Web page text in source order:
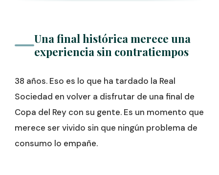
Una final histórica merece una
experiencia sin contratiempos
38 años. Eso es lo que ha tardado la Real
Sociedad en volver a disfrutar de una final de
Copa del Rey con su gente. Es un momento que
merece ser vivido sin que ningún problema de
consumo lo empañe.